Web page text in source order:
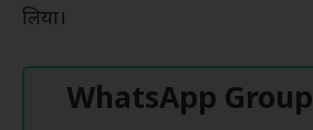
लिया।
WhatsApp Group